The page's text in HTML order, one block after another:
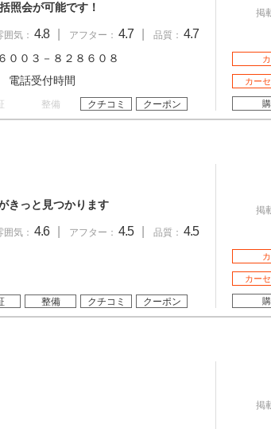
照会が可能です！
囲気： 4.8 アフター： 4.7 品質： 4.7
０３－８２８６０８
話受付時間
整備 クチコミ クーポン
掲
カー
きっと見つかります
囲気： 4.6 アフター： 4.5 品質： 4.5
整備 クチコミ クーポン
掲
カー
掲